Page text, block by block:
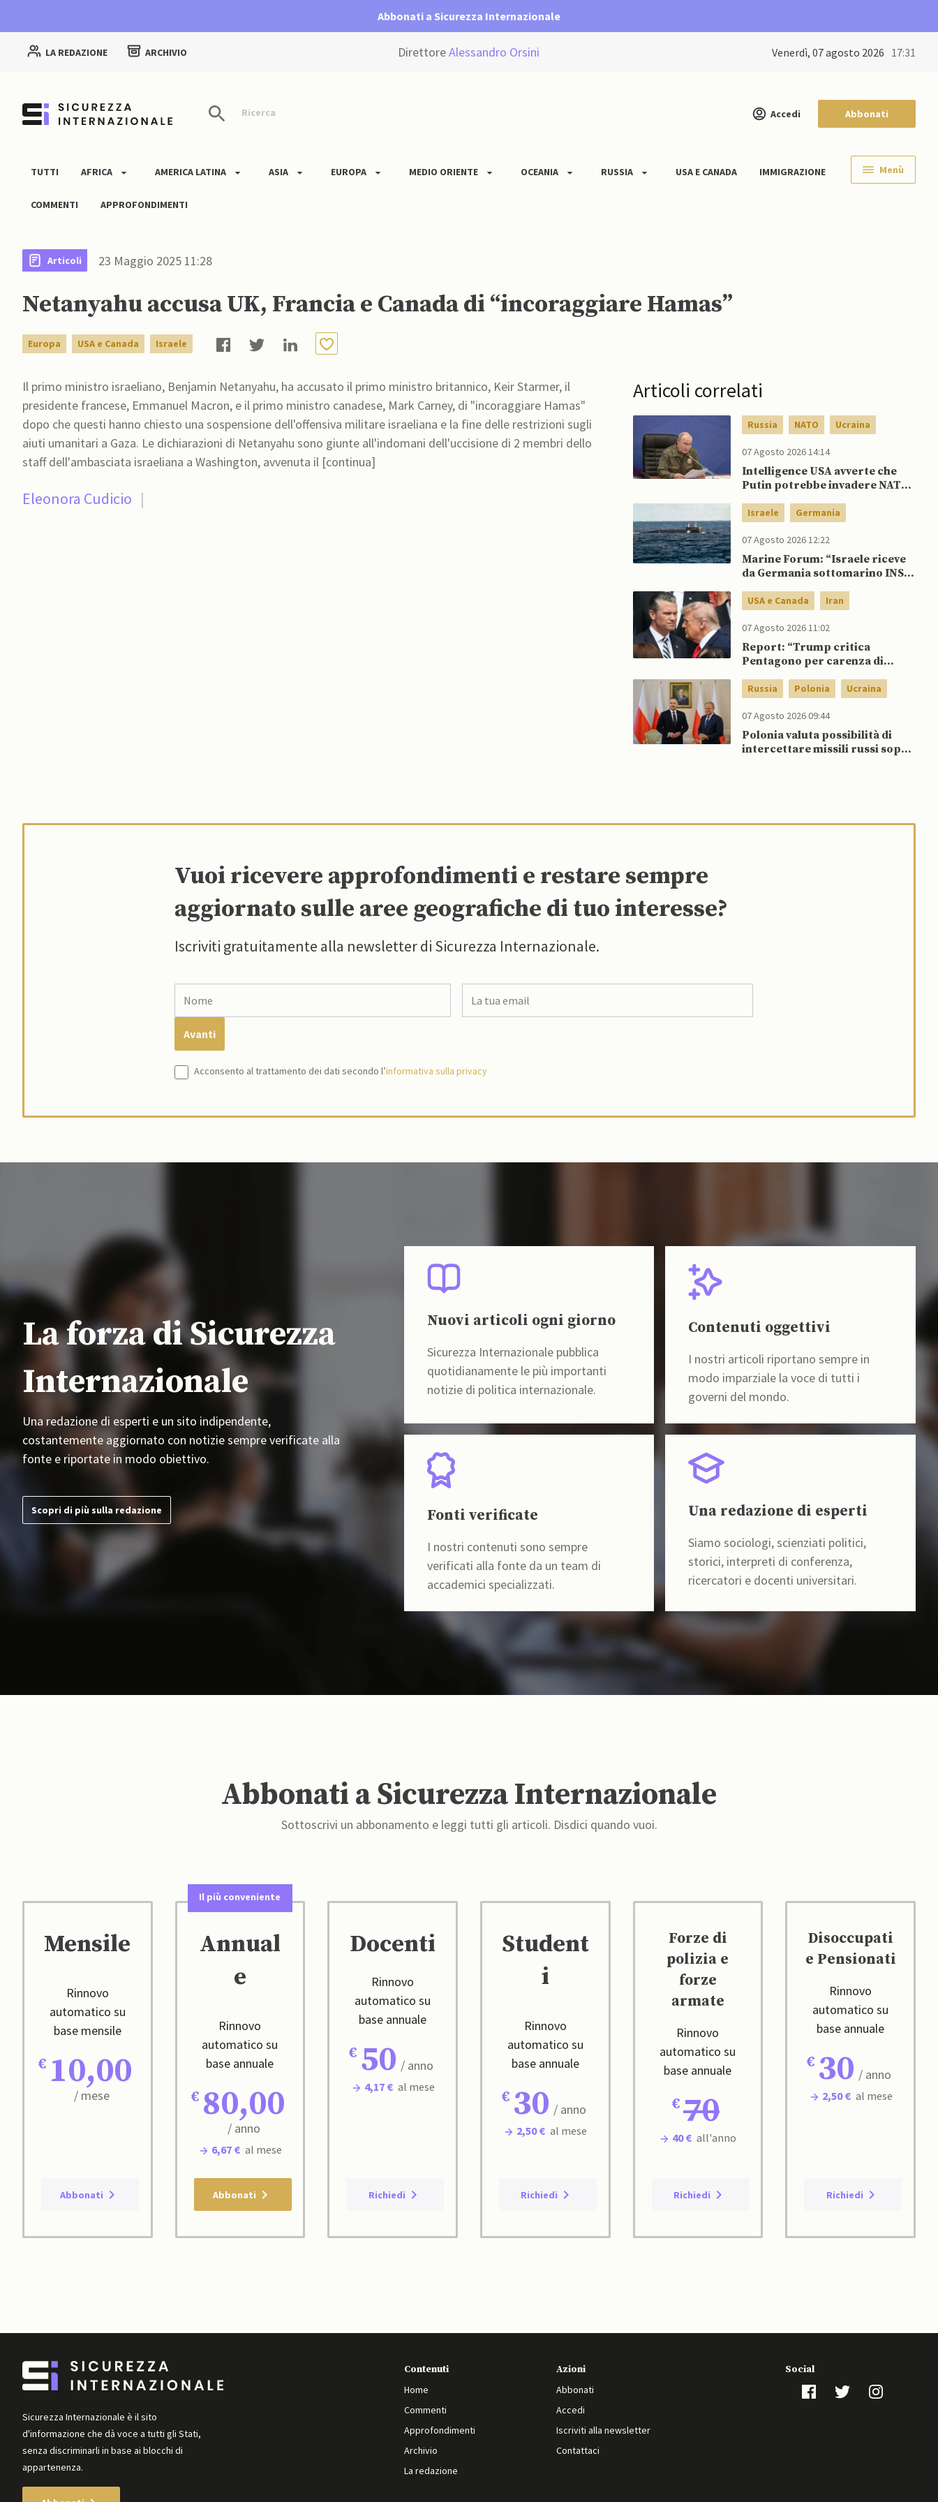
Abbonati a Sicurezza Internazionale
LA REDAZIONE ARCHIVIO DirettoreAlessandro Orsini venerdì, 07 agosto 2026 17:31
Ricerca Accedi Abbonati
TUTTI AFRICA AMERICA LATINA ASIA EUROPA MEDIO ORIENTE OCEANIA RUSSIA USA E CANADA IMMIGRAZIONE
COMMENTI APPROFONDIMENTI
Menù
Articoli 23 Maggio 2025 11:28
Netanyahu accusa UK, Francia e Canada di “incoraggiare Hamas”
Europa USA e Canada Israele
Il primo ministro israeliano, Benjamin Netanyahu, ha accusato il primo ministro britannico, Keir Starmer, il
presidente francese, Emmanuel Macron, e il primo ministro canadese, Mark Carney, di "incoraggiare Hamas"
dopo che questi hanno chiesto una sospensione dell'offensiva militare israeliana e la fine delle restrizioni sugli
aiuti umanitari a Gaza. Le dichiarazioni di Netanyahu sono giunte all'indomani dell'uccisione di 2 membri dello
staff dell'ambasciata israeliana a Washington, avvenuta il [continua]
Eleonora Cudicio |
Articoli correlati
Russia NATO Ucraina
07 Agosto 2026 14:14
Intelligence USA avverte che
Putin potrebbe invadere NATO
Ucraina
Israele Germania
07 Agosto 2026 12:22
Marine Forum: “Israele riceve
da Germania sottomarino INS
USA e Canada Iran
07 Agosto 2026 11:02
Report: “Trump critica
Pentagono per carenza di
Russia Polonia Ucraina
07 Agosto 2026 09:44
Polonia valuta possibilità di
intercettare missili russi sopra
Vuoi ricevere approfondimenti e restare sempre
aggiornato sulle aree geografiche di tuo interesse?
Iscriviti gratuitamente alla newsletter di Sicurezza Internazionale.
Acconsento al trattamento dei dati secondo l’informativa sulla privacy
La forza di Sicurezza
Internazionale
Una redazione di esperti e un sito indipendente,
costantemente aggiornato con notizie sempre verificate alla
fonte e riportate in modo obiettivo.
Scopri di più sulla redazione
Nuovi articoli ogni giorno
Sicurezza Internazionale pubblica
quotidianamente le più importanti
notizie di politica internazionale.
Contenuti oggettivi
I nostri articoli riportano sempre in
modo imparziale la voce di tutti i
governi del mondo.
Fonti verificate
I nostri contenuti sono sempre
verificati alla fonte da un team di
accademici specializzati.
Una redazione di esperti
Siamo sociologi, scienziati politici,
storici, interpreti di conferenza,
ricercatori e docenti universitari.
Abbonati a Sicurezza Internazionale
Sottoscrivi un abbonamento e leggi tutti gli articoli. Disdici quando vuoi.
Mensile
Rinnovo
automatico su
base mensile
10,00
/ mese
Abbonati
Il più conveniente
Annual
e
Rinnovo
automatico su
base annuale
80,00
/ anno
6,67 € al mese
Abbonati
Docenti
Rinnovo
automatico su
base annuale
50 / anno
4,17 € al mese
Richiedi
Student
i
Rinnovo
automatico su
base annuale
30 / anno
2,50 € al mese
Richiedi
Forze di
polizia e
forze
armate
Rinnovo
automatico su
base annuale
70
40 € all'anno
Richiedi
Disoccupati
e Pensionati
Rinnovo
automatico su
base annuale
30 / anno
2,50 € al mese
Richiedi
Sicurezza Internazionale è il sito
d'informazione che dà voce a tutti gli Stati,
senza discriminarli in base ai blocchi di
appartenenza.
Contenuti
Home
Commenti
Approfondimenti
Archivio
La redazione
Azioni
Abbonati
Accedi
Iscriviti alla newsletter
Contattaci
Social